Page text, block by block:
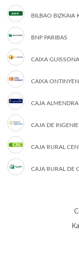
BILBAO BIZKAIA
BNP PARIBAS
CAIXA GUISSONA
CAIXA
CAJA
CAJA DE
CAJA RURAL
CAJA RURAL DE